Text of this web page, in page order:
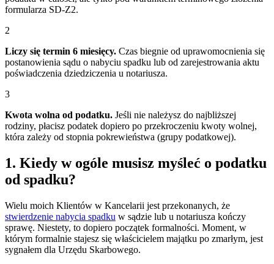
formularza SD-Z2.
2
Liczy się termin 6 miesięcy. Czas biegnie od uprawomocnienia się
postanowienia sądu o nabyciu spadku lub od zarejestrowania aktu
poświadczenia dziedziczenia u notariusza.
3
Kwota wolna od podatku. Jeśli nie należysz do najbliższej
rodziny, płacisz podatek dopiero po przekroczeniu kwoty wolnej,
która zależy od stopnia pokrewieństwa (grupy podatkowej).
1. Kiedy w ogóle musisz myśleć o podatku
od spadku?
Wielu moich Klientów w Kancelarii jest przekonanych, że
stwierdzenie nabycia spadku w sądzie lub u notariusza kończy
sprawę. Niestety, to dopiero początek formalności. Moment, w
którym formalnie stajesz się właścicielem majątku po zmarłym, jest
sygnałem dla Urzędu Skarbowego.